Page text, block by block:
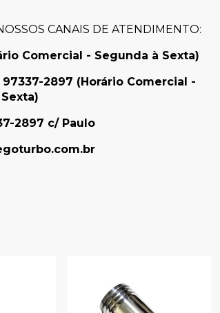
CANAIS DE ATENDIMENTO:
Comercial - Segunda à Sexta)
97337-2897 (Horário Comercial -
)
2897 c/ Paulo